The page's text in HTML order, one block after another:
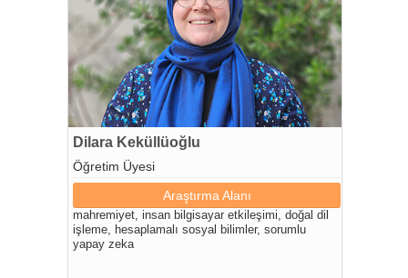
Dilara Keküllüoğlu
Öğretim Üyesi
Araştırma Alanı
mahremiyet, insan bilgisayar etkileşimi, doğal dil
işleme, hesaplamalı sosyal bilimler, sorumlu
yapay zeka